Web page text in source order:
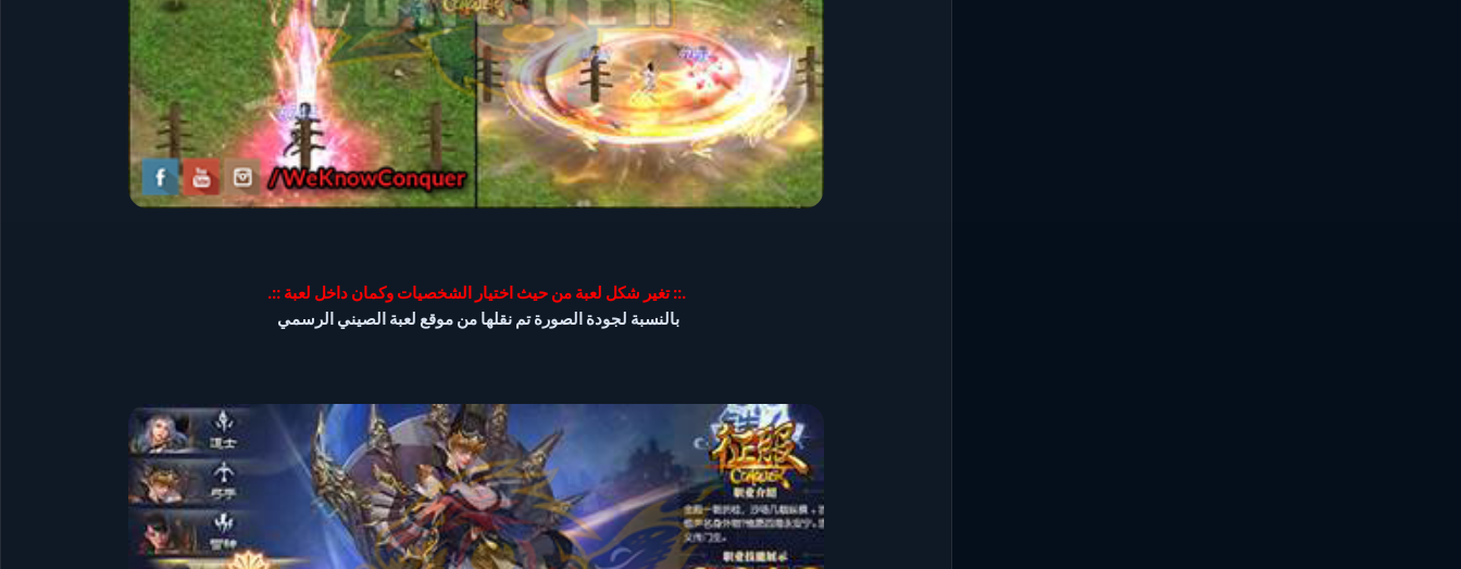
.:: تغير شكل لعبة من حيث اختيار الشخصيات وكمان داخل لعبة ::.
بالنسبة لجودة الصورة تم نقلها من موقع لعبة الصيني الرسمي